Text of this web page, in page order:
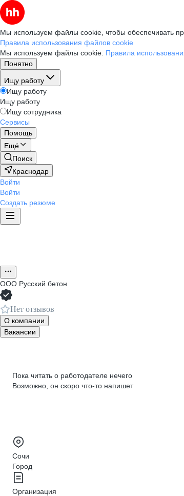
Мы используем файлы cookie, чтобы обеспечивать
Правила использования файлов cookie
Мы используем файлы cookie. Правила
Понятно
Ищу работу
Ищу работу
Ищу работу
Ищу сотрудника
Сервисы
Помощь
Ещё
Поиск
Краснодар
Войти
Войти
Создать резюме
ООО Русский бетон
Нет отзывов
О компании
Вакансии
Пока читать о работодателе нечего
Возможно, он скоро что‑то напишет
Сочи
Город
Организация